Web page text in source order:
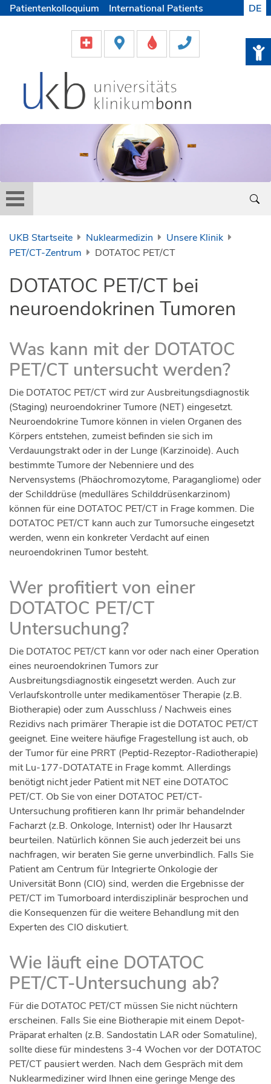
Patientenkolloquium
International Patients
Helfen & Spenden
Medien
DE
UKB Startseite Nuklearmedizin
Unsere Klinik
PET/CT-Zentrum
DOTATOC PET/CT
DOTATOC PET/CT bei
neuroendokrinen Tumoren
Was kann mit der DOTATOC
PET/CT untersucht werden?
Die DOTATOC PET/CT wird zur Ausbreitungsdiagnostik
(Staging) neuroendokriner Tumore (NET) eingesetzt.
Neuroendokrine Tumore können in vielen Organen des
Körpers entstehen, zumeist befinden sie sich im
Verdauungstrakt oder in der Lunge (Karzinoide). Auch
bestimmte Tumore der Nebenniere und des
Nervensystems (Phäochromozytome, Paragangliome) oder
der Schilddrüse (medulläres Schilddrüsenkarzinom)
können für eine DOTATOC PET/CT in Frage kommen. Die
DOTATOC PET/CT kann auch zur Tumorsuche eingesetzt
werden, wenn ein konkreter Verdacht auf einen
neuroendokrinen Tumor besteht.
Wer profitiert von einer
DOTATOC PET/CT
Untersuchung?
Die DOTATOC PET/CT kann vor oder nach einer Operation
eines neuroendokrinen Tumors zur
Ausbreitungsdiagnostik eingesetzt werden. Auch zur
Verlaufskontrolle unter medikamentöser Therapie (z.B.
Biotherapie) oder zum Ausschluss / Nachweis eines
Rezidivs nach primärer Therapie ist die DOTATOC PET/CT
geeignet. Eine weitere häufige Fragestellung ist auch, ob
der Tumor für eine PRRT (Peptid-Rezeptor-Radiotherapie)
mit Lu-177-DOTATATE in Frage kommt. Allerdings
benötigt nicht jeder Patient mit NET eine DOTATOC
PET/CT. Ob Sie von einer DOTATOC PET/CT-
Untersuchung profitieren kann Ihr primär behandelnder
Facharzt (z.B. Onkologe, Internist) oder Ihr Hausarzt
beurteilen. Natürlich können Sie auch jederzeit bei uns
nachfragen, wir beraten Sie gerne unverbindlich. Falls Sie
Patient am Centrum für Integrierte Onkologie der
Universität Bonn (CIO) sind, werden die Ergebnisse der
PET/CT im Tumorboard interdisziplinär besprochen und
die Konsequenzen für die weitere Behandlung mit den
Experten des CIO diskutiert.
Wie läuft eine DOTATOC
PET/CT-Untersuchung ab?
Für die DOTATOC PET/CT müssen Sie nicht nüchtern
erscheinen. Falls Sie eine Biotherapie mit einem Depot-
Präparat erhalten (z.B. Sandostatin LAR oder Somatuline),
sollte diese für mindestens 3-4 Wochen vor der DOTATOC
PET/CT pausiert werden. Nach dem Gespräch mit dem
Nuklearmediziner wird Ihnen eine geringe Menge des